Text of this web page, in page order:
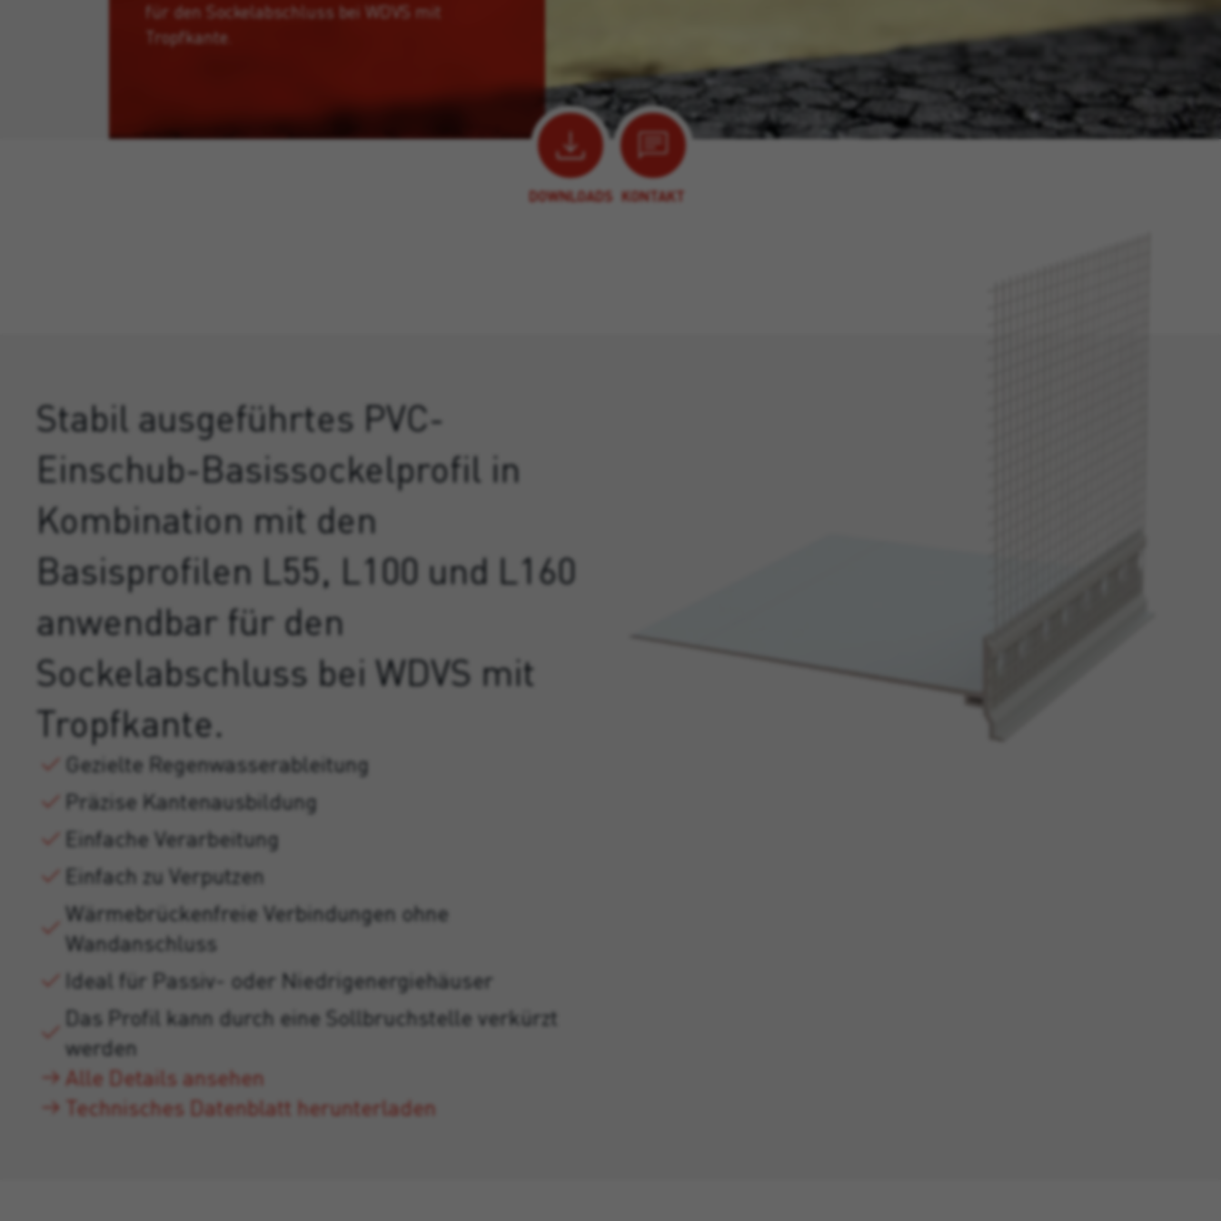
für den Sockelabschluss bei WDVS mit
Tropfkante.
DOWNLOADS KONTAKT
Stabil ausgeführtes PVC-
Einschub-Basissockelprofil in
Kombination mit den
Basisprofilen L55, L100 und L160
anwendbar für den
Sockelabschluss bei WDVS mit
Tropfkante.
Gezielte Regenwasserableitung
Präzise Kantenausbildung
Einfache Verarbeitung
Einfach zu Verputzen
Wärmebrückenfreie Verbindungen ohne
Wandanschluss
Ideal für Passiv- oder Niedrigenergiehäuser
Das Profil kann durch eine Sollbruchstelle verkürzt
werden
Alle Details ansehen
Technisches Datenblatt herunterladen